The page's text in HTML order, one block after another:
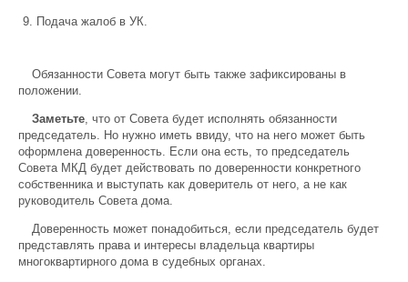
Подача жалоб в УК.
Обязанности Совета могут быть также зафиксированы в
положении.
Заметьте, что от Совета будет исполнять обязанности
председатель. Но нужно иметь ввиду, что на него может быть
оформлена доверенность. Если она есть, то председатель
Совета МКД будет действовать по доверенности конкретного
собственника и выступать как доверитель от него, а не как
руководитель Совета дома.
Доверенность может понадобиться, если председатель будет
представлять права и интересы владельца квартиры
многоквартирного дома в судебных органах.